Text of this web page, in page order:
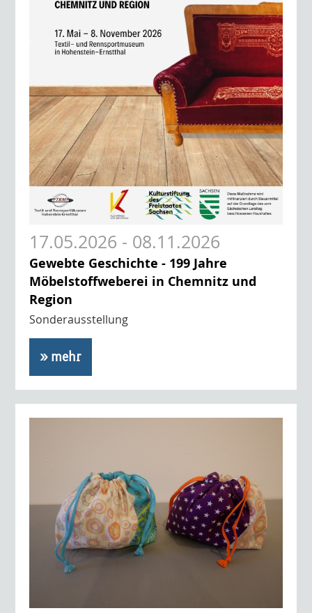
17.05.2026 - 08.11.2026
Gewebte Geschichte - 199 Jahre
Möbelstoffweberei in Chemnitz und
Region
Sonderausstellung
» mehr